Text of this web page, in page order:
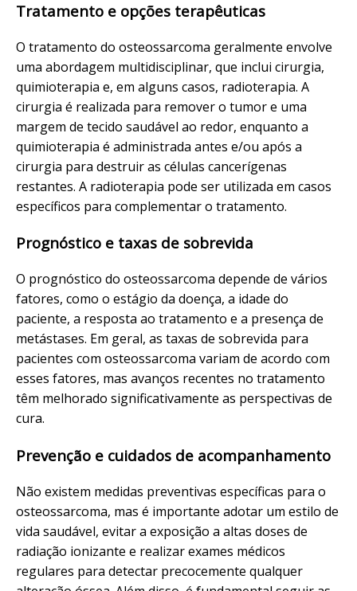
Tratamento e opções terapêuticas
O tratamento do osteossarcoma geralmente envolve
uma abordagem multidisciplinar, que inclui cirurgia,
quimioterapia e, em alguns casos, radioterapia. A
cirurgia é realizada para remover o tumor e uma
margem de tecido saudável ao redor, enquanto a
quimioterapia é administrada antes e/ou após a
cirurgia para destruir as células cancerígenas
restantes. A radioterapia pode ser utilizada em casos
específicos para complementar o tratamento.
Prognóstico e taxas de sobrevida
O prognóstico do osteossarcoma depende de vários
fatores, como o estágio da doença, a idade do
paciente, a resposta ao tratamento e a presença de
metástases. Em geral, as taxas de sobrevida para
pacientes com osteossarcoma variam de acordo com
esses fatores, mas avanços recentes no tratamento
têm melhorado significativamente as perspectivas de
cura.
Prevenção e cuidados de acompanhamento
Não existem medidas preventivas específicas para o
osteossarcoma, mas é importante adotar um estilo de
vida saudável, evitar a exposição a altas doses de
radiação ionizante e realizar exames médicos
regulares para detectar precocemente qualquer